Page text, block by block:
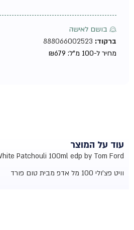
♀ בושם לאישה
ברקוד:888066002523
מחיר ל-100 מ"ל:
₪679
עוד על המוצר
White Patchouli 100ml edp by Tom Ford
וויט פצ'ולי 100 מל אדפ מבית טום פורד